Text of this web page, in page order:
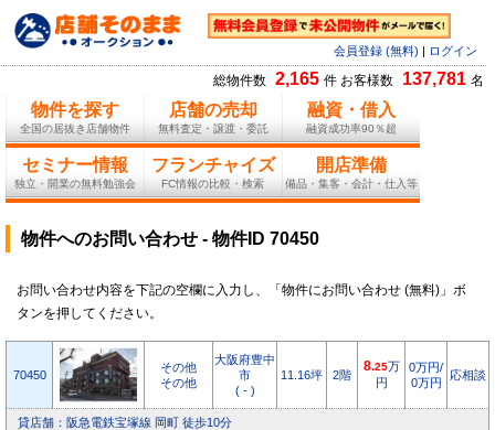
会員登録 (無料) ログイン
総物件数 2,165 件 お客様数 137,781 名
物件を探す
全国の居抜き店舗物件
店舗の売却
無料査定・譲渡・委託
融資・借入
融資成功率90％超
セミナー情報
独立・開業の無料勉強会
フランチャイズ
FC情報の比較・検索
開店準備
備品・集客・会計・仕入等
物件へのお問い合わせ - 物件ID 70450
お問い合わせ内容を下記の空欄に入力し、「物件にお問い合わせ (無料)」ボ
タンを押してください。
70450
その他
その他
大阪府豊中
市
( - )
11.16坪 2階
8.25万
円
0万円/
0万円
応相談
貸店舗：阪急電鉄宝塚線 岡町 徒歩10分